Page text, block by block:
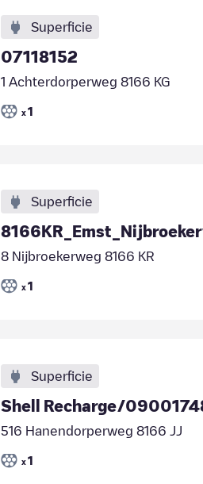
Superficie
07118152
1 Achterdorperweg 8166 KG
x 1
Superficie
8 Nijbroekerweg 8166 KR
x 1
Superficie
Shell Recharge/
516 Hanendorperweg 8166 JJ
x 1